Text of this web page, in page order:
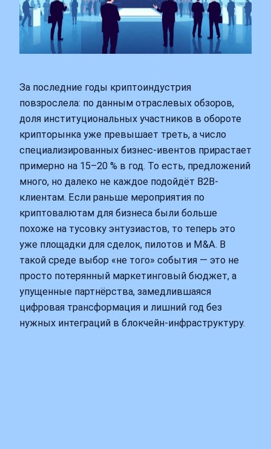
За последние годы криптоиндустрия
повзрослела: по данным отраслевых обзоров,
доля институциональных участников в обороте
крипторынка уже превышает треть, а число
специализированных бизнес-ивентов прирастает
примерно на 15–20 % в год. То есть, предложений
много, но далеко не каждое подойдёт B2B-
клиентам. Если раньше мероприятия по
криптовалютам для бизнеса были больше
похоже на тусовку энтузиастов, то теперь это
уже площадки для сделок, пилотов и M&A. В
такой среде выбор «не того» события — это не
просто потерянный маркетинговый бюджет, а
упущенные партнёрства, замедлившаяся
цифровая трансформация и лишний год без
нужных интеграций в блокчейн‑инфраструктуру.